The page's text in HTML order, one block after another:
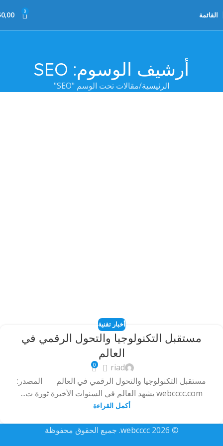
القائمة 0
0,00
أرشيف الوسوم: SEO
الرئيسية مقالات تحت الوسم "SEO"
أخبار تقنية
مستقبل التكنولوجيا والتحول الرقمي في
العالم
riad
0
مستقبل التكنولوجيا والتحول الرقمي في العالم المصدر:
webcccc.com يشهد العالم في السنوات الأخيرة ثورة ت...
أكمل القراءة
© 2026
webcccc. جميع الحقوق محفوظة